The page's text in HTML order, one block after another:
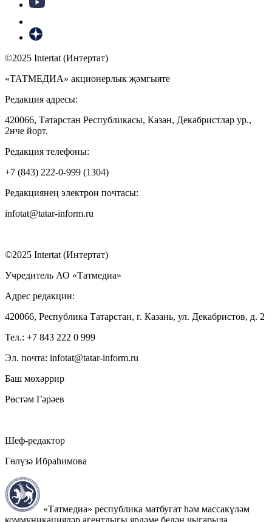
©2025 Intertat (Интертат)
«ТАТМЕДИА» акционерлык җәмгыяте
Редакция адресы:
420066, Татарстан Республикасы, Казан, Декабристлар ур.,
2нче йорт.
Редакция телефоны:
+7 (843) 222-0-999 (1304)
Редакциянең электрон почтасы:
infotat@tatar-inform.ru
©2025 Intertat (Интертат)
Учредитель АО «Татмедиа»
Адрес редакции:
420066, Республика Татарстан, г. Казань, ул. Декабристов, д. 2
Тел.: +7 843 222 0 999
Эл. почта: infotat@tatar-inform.ru
Баш мөхәррир
Рөстәм Гәрәев
Шеф-редактор
Гөлүзә Ибраһимова
«Татмедиа» республика матбугат һәм массакүләм